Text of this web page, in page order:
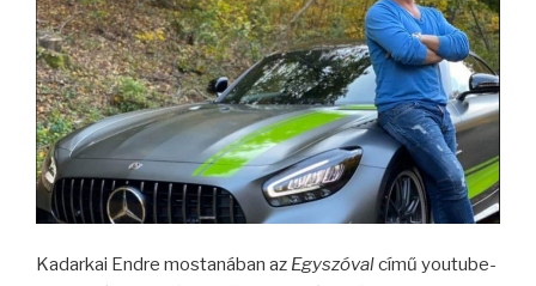
Kadarkai Endre mostanában az Egyszóvalcímű youtube-